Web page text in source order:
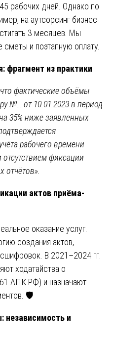
рабочих дней. Однако по
на аутсорсинг бизнес-
3 месяцев. Мы
и поэтапную оплату.
фрагмент из практики
фактические объёмы
№… от 10.01.2023 в период
35% ниже заявленных
рабочего времени
фиксации
отчётов».
актов приёма-
оказание услуг.
создания актов,
В 2021–2024 гг.
ходатайства о
АПК РФ) и назначают
🛡️
независимость и